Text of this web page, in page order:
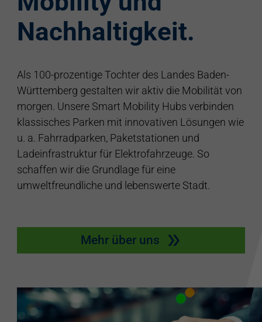
Nachhaltigkeit.
Als 100-prozentige Tochter des Landes Baden-
Württemberg gestalten wir aktiv die Mobilität von
morgen. Unsere Smart Mobility Hubs verbinden
klassisches Parken mit innovativen Lösungen wie
u. a. Fahrradparken, Paketstationen und
Ladeinfrastruktur für Elektrofahrzeuge. So
schaffen wir die Grundlage für eine
umweltfreundliche und lebenswerte Stadt.
Mehr über uns